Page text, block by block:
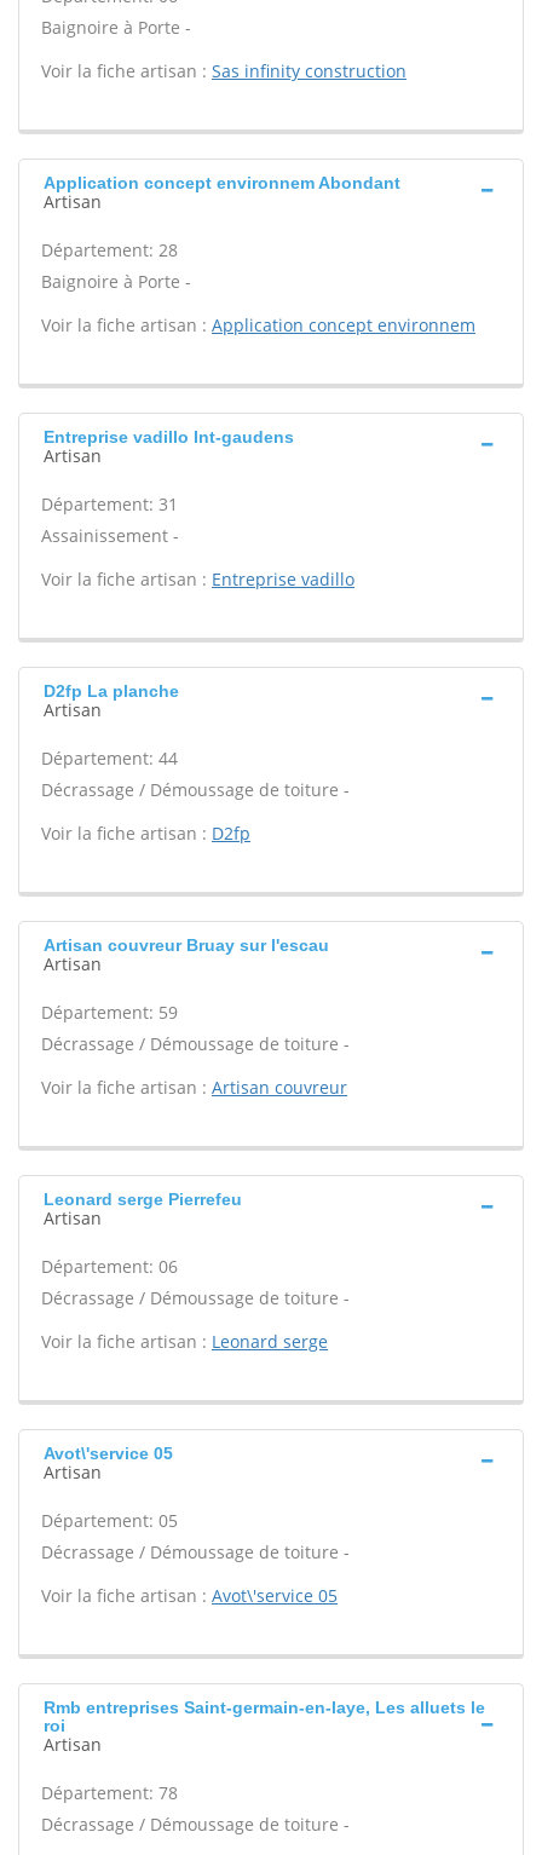
Baignoire à Porte -
Voir la fiche artisan : Sas infinity construction
Application concept environnem Abondant
Artisan
Département: 28
Baignoire à Porte -
Voir la fiche artisan : Application concept environnem
Entreprise vadillo Int-gaudens
Artisan
Département: 31
Assainissement -
Voir la fiche artisan : Entreprise vadillo
D2fp La planche
Artisan
Département: 44
Décrassage / Démoussage de toiture -
Voir la fiche artisan : D2fp
Artisan couvreur Bruay sur l'escau
Artisan
Département: 59
Décrassage / Démoussage de toiture -
Voir la fiche artisan : Artisan couvreur
Leonard serge Pierrefeu
Artisan
Département: 06
Décrassage / Démoussage de toiture -
Voir la fiche artisan : Leonard serge
Avot\'service 05
Artisan
Département: 05
Décrassage / Démoussage de toiture -
Voir la fiche artisan : Avot\'service 05
Rmb entreprises Saint-germain-en-laye, Les alluets le
roi
Artisan
Département: 78
Décrassage / Démoussage de toiture -